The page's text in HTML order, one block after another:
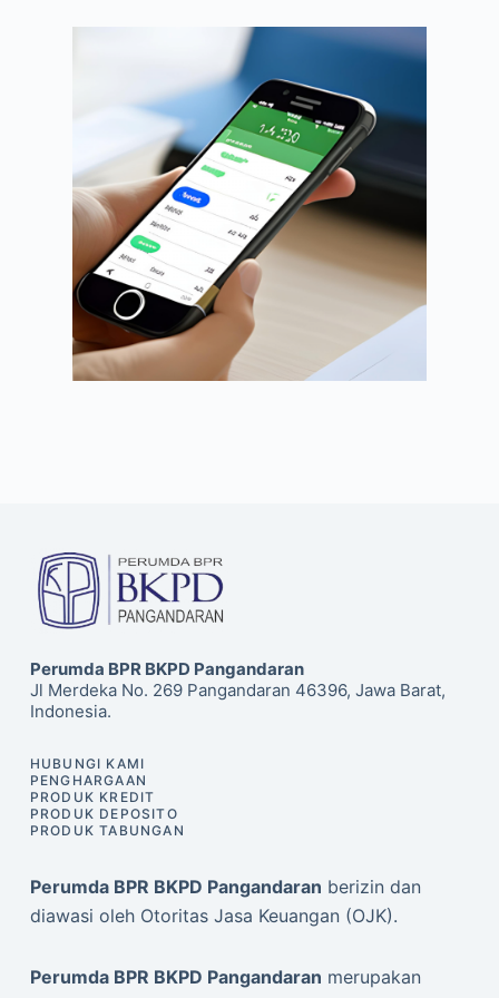
Perumda BPR BKPD Pangandaran
Jl Merdeka No. 269 Pangandaran 46396, Jawa Barat,
Indonesia.
HUBUNGI KAMI
PENGHARGAAN
PRODUK KREDIT
PRODUK DEPOSITO
PRODUK TABUNGAN
Perumda BPR BKPD Pangandaran berizin dan
diawasi oleh Otoritas Jasa Keuangan (OJK).
Perumda BPR BKPD Pangandaran merupakan